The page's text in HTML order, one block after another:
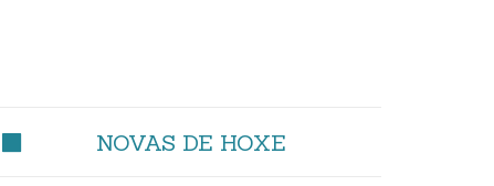
NOVAS DE HOXE